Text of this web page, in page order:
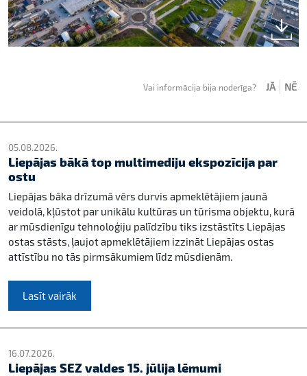
Vai informācija bija noderīga? JĀ NĒ
05.08.2026.
Liepājas bākā top multimediju ekspozīcija par
ostu
Liepājas bāka drīzumā vērs durvis apmeklētājiem jaunā
veidolā, kļūstot par unikālu kultūras un tūrisma objektu, kurā
ar mūsdienīgu tehnoloģiju palīdzību tiks izstāstīts Liepājas
ostas stāsts, ļaujot apmeklētājiem izzināt Liepājas ostas
attīstību no tās pirmsākumiem līdz mūsdienām.
Lasīt vairāk
16.07.2026.
Liepājas SEZ valdes 15. jūlija lēmumi